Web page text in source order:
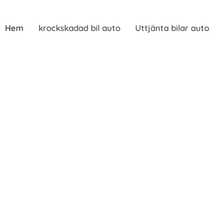
Hem krockskadad bil auto Uttjänta bilar auto